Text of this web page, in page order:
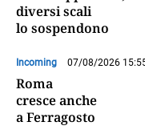
diversi scali
lo sospendono
Incoming 07/08/2026
Roma
cresce anche
a Ferragosto